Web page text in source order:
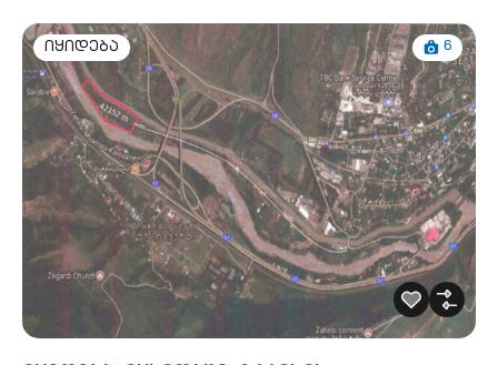
იყიდება 6